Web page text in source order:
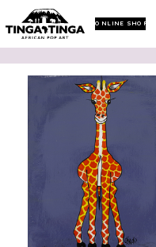
ONLINE SHOP